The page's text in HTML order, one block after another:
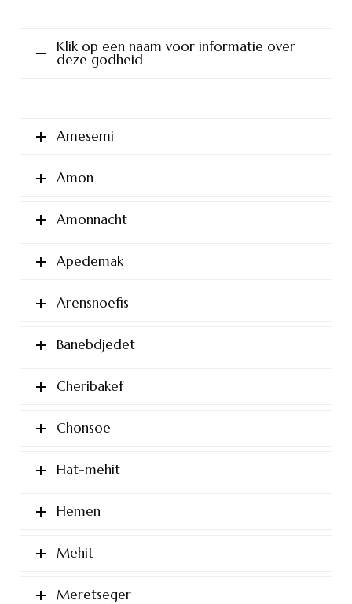
Klik op een naam voor informatie over
deze godheid
Amesemi
Amon
Amonnacht
Apedemak
Arensnoefis
Banebdjedet
Cheribakef
Chonsoe
Hat-mehit
Hemen
Mehit
Meretseger